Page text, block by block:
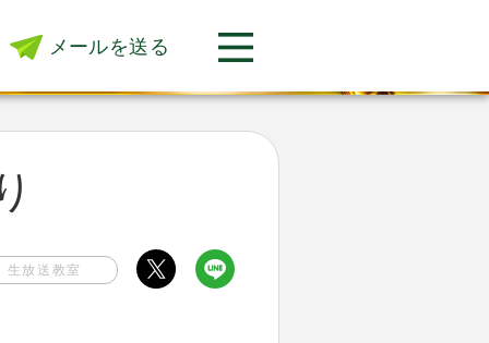
メールを送る
生放送教室